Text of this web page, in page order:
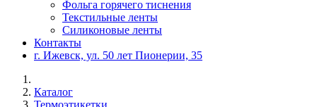
Фольга горячего тиснения
Текстильные ленты
Силиконовые ленты
Контакты
г. Ижевск, ул. 50 лет Пионерии, 35
Каталог
Термоэтикетки